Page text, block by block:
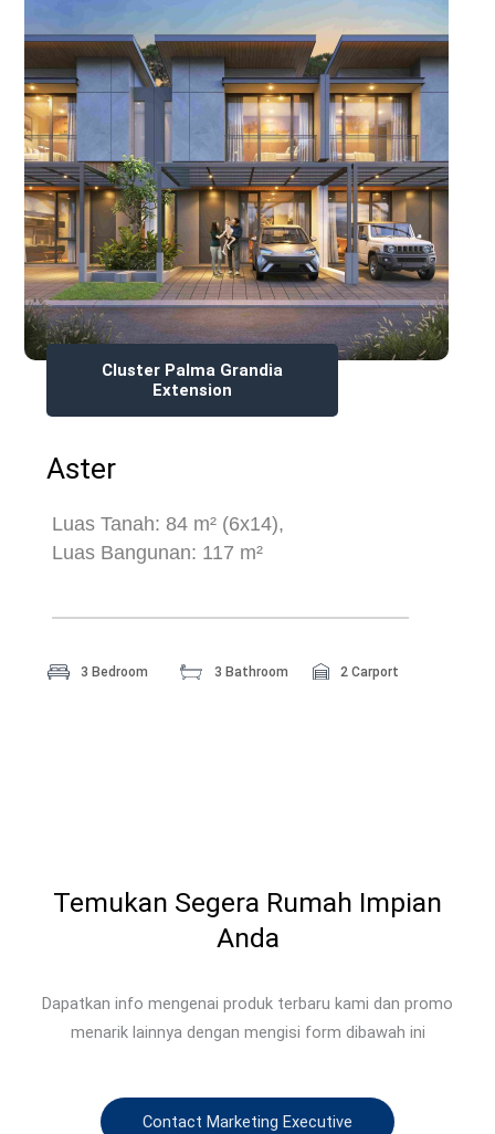
Cluster Palma Grandia
Extension
Aster
Luas Tanah: 84 m² (6x14),
Luas Bangunan: 117 m²
3 Bedroom 3 Bathroom 2 Carport
Temukan Segera Rumah Impian
Anda
Dapatkan info mengenai produk terbaru kami dan promo
menarik lainnya dengan mengisi form dibawah ini
Contact Marketing Executive